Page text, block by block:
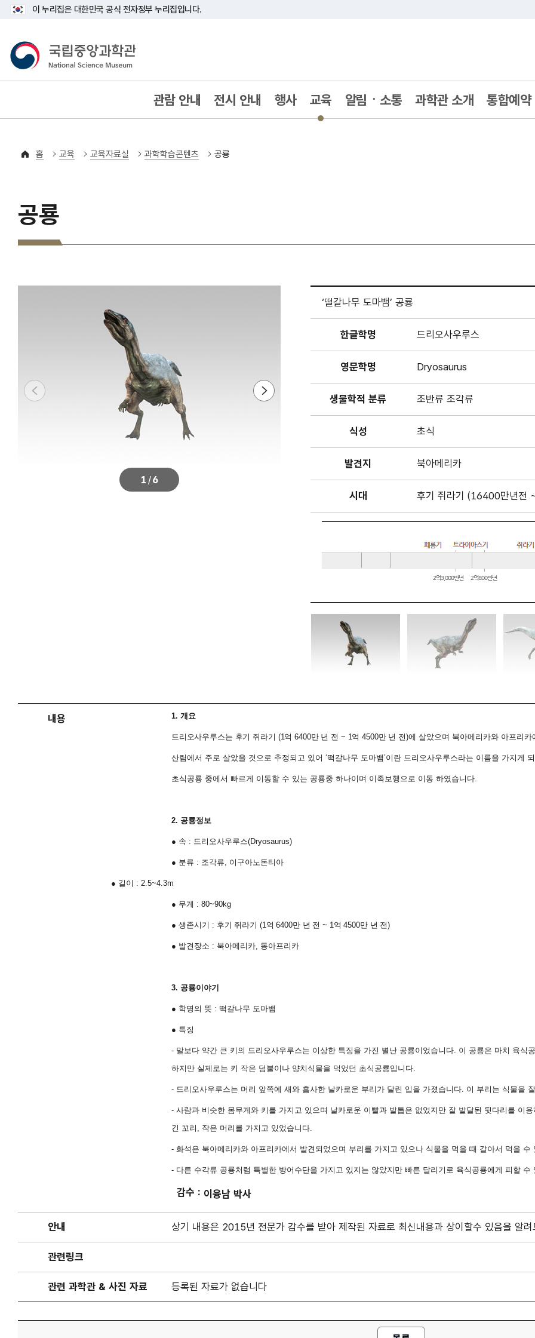
이 누리집은 대한민국 공식 전자정부 누리집입니다.
국립중앙과학관
80YEARS ANNIVERSARY
관람 안내 전시 안내 행사 교육 알림ㆍ소통 과학관 소개 통합예약
홈 교육 교육자료실 과학학습콘텐츠 공룡
공룡
1 /6
‘떨갈나무 도마뱀’ 공룡
한글학명 드리오사우루스
영문학명 Dryosaurus
생물학적 분류 조반류 조각류
식성 초식
발견지 북아메리카
시대 후기 쥐라기 (16400만년전
내용 1. 개요
드리오사우루스는 후기 쥐라기 (1억6400만 년 전 ~ 1억4500만 년 전)에 살았으며 북아메리카와 아프리
산림에서 주로 살았을 것으로 추정되고 있어 ‘떡갈나무 도마뱀’이란 드리오사우루스라는 이름을 가지게
초식공룡 중에서 빠르게 이동할 수 있는 공룡중 하나이며 이족보행으로 이동 하였습니다.
2. 공룡정보
● 속 : 드리오사우루스(Dryosaurus)
● 분류 : 조각류, 이구아노돈티아
● 길이 : 2.5~4.3m
● 무게 : 80~90kg
● 생존시기 : 후기 쥐라기 (1억6400만 년 전~ 1억4500만 년 전)
● 발견장소 : 북아메리카, 동아프리카
3. 공룡이야기
● 학명의 뜻 : 떡갈나무 도마뱀
● 특징
- 말보다 약간 큰 키의 드리오사우루스는 이상한 특징을 가진 별난 공룡이었습니다. 이 공룡은 마치 육식
하지만 실제로는 키 작은 덤불이나 양치식물을 먹었던 초식공룡입니다.
- 드리오사우루스는 머리 앞쪽에 새와 흡사한 날카로운 부리가 달린 입을 가졌습니다. 이 부리는 식물을
- 사람과 비슷한 몸무게와 키를 가지고 있으며 날카로운 이빨과 발톱은 없었지만 잘 발달된 뒷다리를 이
긴 꼬리 , 작은 머리를 가지고 있었습니다.
- 화석은 북아메리카와 아프리카에서 발견되었으며 부리를 가지고 있으나 식물을 먹을 때 갈아서 먹을 수
- 다른 수각류 공룡처럼 특별한 방어수단을 가지고 있지는 않았지만 빠른 달리기로 육식공룡에게 피할 수
감수 : 이융남 박사
안내 상기 내용은 2015년 전문가 감수를 받아 제작된 자료로 최신내용과 상이할수 있음을 알
관련링크
관련 과학관 & 사진 자료 등록된 자료가 없습니다